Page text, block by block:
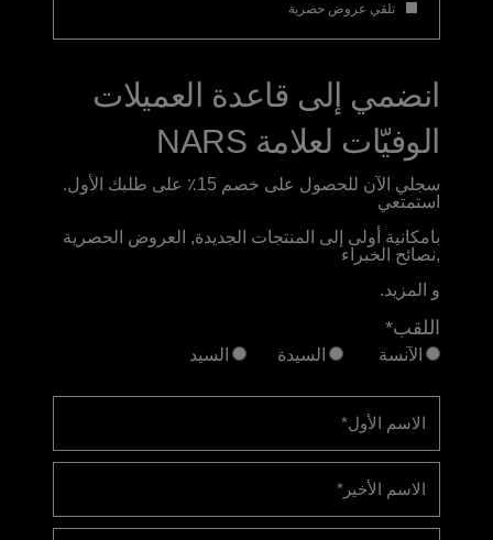
تلقي عروض حصرية
انضمي إلى قاعدة العميلات
الوفيّات لعلامة NARS
سجلي الآن للحصول على خصم 15٪ على طلبك الأول.
استمتعي
بامكانية أولى إلى المنتجات الجديدة, العروض الحصرية
,نصائح الخبراء
و المزيد.
اللقب*
الآنسة السيدة السيد
الاسم الأول*
الاسم الأخير *